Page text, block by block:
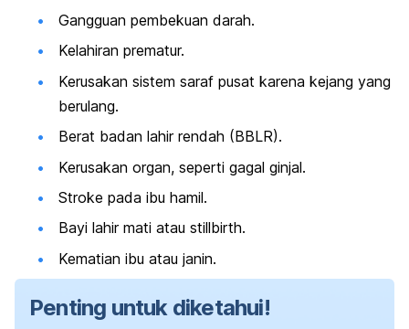
Gangguan pembekuan darah.
Kelahiran prematur.
Kerusakan sistem saraf pusat karena kejang yang
berulang.
Berat badan lahir rendah (BBLR).
Kerusakan organ, seperti gagal ginjal.
Stroke pada ibu hamil.
Bayi lahir mati atau stillbirth.
Kematian ibu atau janin.
Penting untuk diketahui!